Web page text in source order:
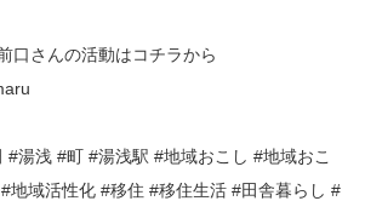
口さんの活動はコチラから
#湯浅 #町 #湯浅駅 #地域おこし #地域おこ
地域活性化 #移住 #移住生活 #田舎暮らし #